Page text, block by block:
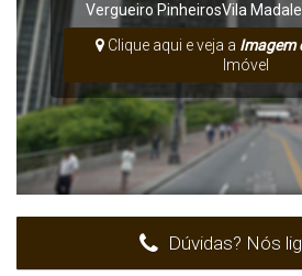
Vergueiro PinheirosVila
Clique aqui e veja a Imagem
Imóvel
Dúvidas? Nós